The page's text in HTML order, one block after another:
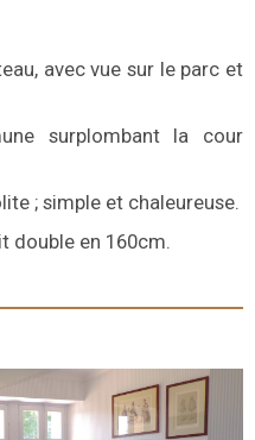
avec vue sur le parc et
surplombant la cour
; simple et chaleureuse.
double en 160cm.